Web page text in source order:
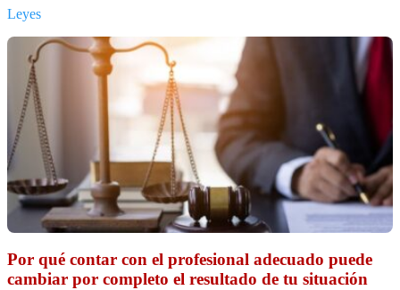
Leyes
Por qué contar con el profesional adecuado puede
cambiar por completo el resultado de tu situación